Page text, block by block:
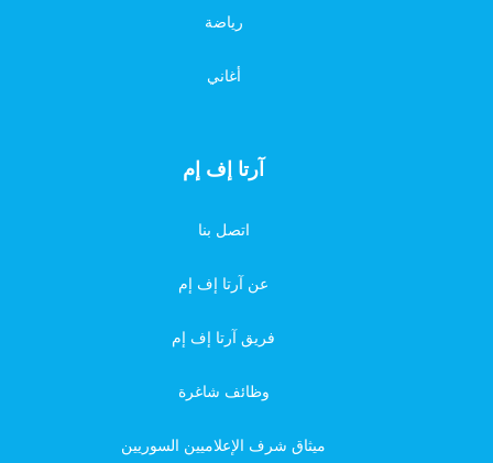
رياضة
أغاني
آرتا إف إم
اتصل بنا
عن آرتا إف إم
فريق آرتا إف إم
وظائف شاغرة
ميثاق شرف الإعلاميين السوريين